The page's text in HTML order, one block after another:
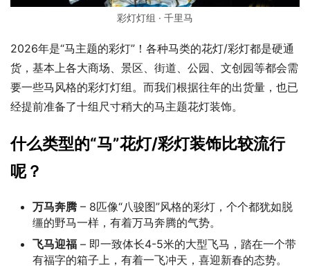
彩灯灯组 · 千里马
2026年是“马主题的彩灯”！各种马类的花灯/彩灯都是硬通
货，基本上各大商场、景区、街道、公园、文创园等都会需
要一些马风格的彩灯灯组。而我们根据往年的出货量，也已
经提前准备了十组尺寸稍大的马主题花灯装饰。
什么类型的“马”花灯/彩灯装饰比较流行
呢？
万马奔腾 – 8匹像“八骏图”风格的彩灯，个个都犹如脱
缰的野马一样，有着万马奔腾的气势。
飞马迎福 – 即一致体长4-5米的大型飞马，踏在一个带
有福字的箱子上，有着一飞冲天，喜迎新春的态势。